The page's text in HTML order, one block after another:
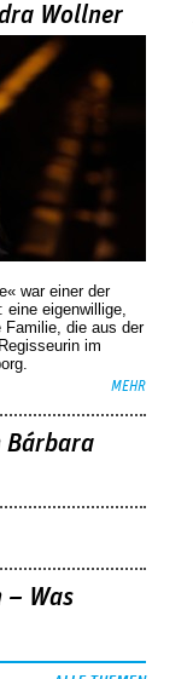
Wollner
war einer der
eigenwillige,
­Familie, die aus der
im
MEHR
Bárbara
– Was